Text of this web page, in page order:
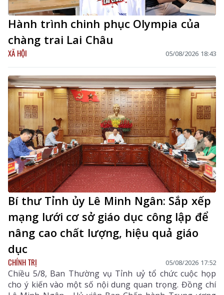
Hành trình chinh phục Olympia của
chàng trai Lai Châu
XÃ HỘI 05/08/2026 18:43
Bí thư Tỉnh ủy Lê Minh Ngân: Sắp xếp
mạng lưới cơ sở giáo dục công lập để
nâng cao chất lượng, hiệu quả giáo
dục
CHÍNH TRỊ 05/08/2026 17:52
Chiều 5/8, Ban Thường vụ Tỉnh uỷ tổ chức cuộc họp
cho ý kiến vào một số nội dung quan trọng. Đồng chí